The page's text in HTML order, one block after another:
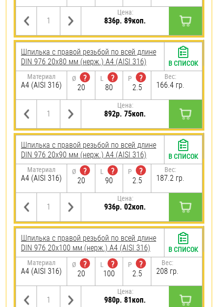
Цена:
836р. 89коп.
Шпилька с правой резьбой по всей длине
DIN 976 20х80 мм (нерж.) A4 (AISI 316)
Материал
A4 (AISI 316)
Ø
?
20
L
?
80
P
?
2.5
Вес:
166.4 гр.
Цена:
892р. 75коп.
В СПИСОК
Шпилька с правой резьбой по всей длине
DIN 976 20х90 мм (нерж.) A4 (AISI 316)
Материал
A4 (AISI 316)
Ø
?
20
L
?
90
P
?
2.5
Вес:
187.2 гр.
Цена:
936р. 02коп.
В СПИСОК
Шпилька с правой резьбой по всей длине
DIN 976 20х100 мм (нерж.) A4 (AISI 316)
Материал
A4 (AISI 316)
Ø
?
20
L
?
100
P
?
2.5
Вес:
208 гр.
Цена:
980р. 81коп.
В СПИСОК